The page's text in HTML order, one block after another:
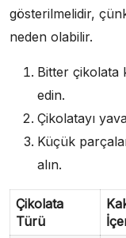
gösterilmelidir,
neden olabilir.
Bitter çikolata
edin.
Çikolatayı
Küçük
alın.
Çikolata
Türü